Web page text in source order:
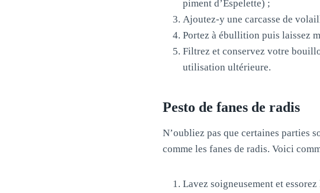
piment d’Espelette) ;
Ajoutez-y une carcasse de
Portez à ébullition puis laissez
Filtrez et conservez votre
utilisation ultérieure.
Pesto de fanes de radis
N’oubliez pas que certaines parties
comme les fanes de radis. Voici
Lavez soigneusement et